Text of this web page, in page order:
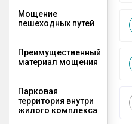
Мощение
пешеходных путей
Преимущественный
материал мощения
Парковая
территория внутри
жилого комплекса